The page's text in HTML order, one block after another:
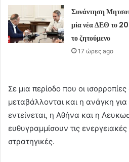
Συνάντηση
μία νέα ΔΕΘ το
το ζητούμενο
17 ώρες ago
Σε μια περίοδο που οι
μεταβάλλονται και η ανάγκη
εντείνεται, η Αθήνα και η
ευθυγραμμίσουν τις
στρατηγικές.